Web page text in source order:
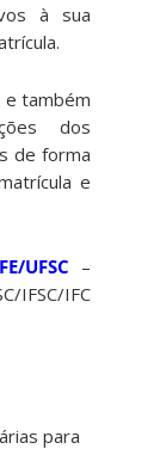
à sua
e também
dos
de forma
e
UFSC –
IFSC/IFC
para